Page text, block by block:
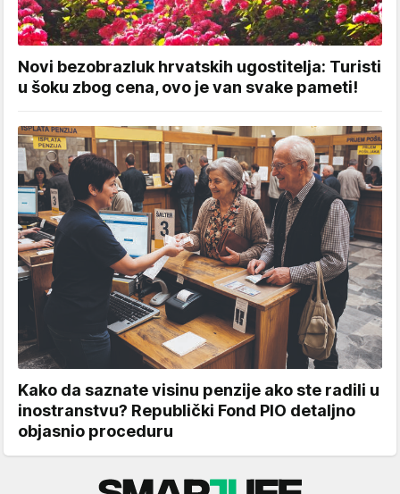
Novi bezobrazluk hrvatskih ugostitelja: Turisti
u šoku zbog cena, ovo je van svake pameti!
Kako da saznate visinu penzije ako ste radili u
inostranstvu? Republički Fond PIO detaljno
objasnio proceduru